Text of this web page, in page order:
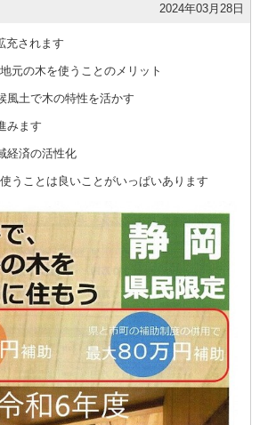
2024年03月28日
充されます
元の木を使うことのメリット
土で木の特性を活かす
みます
済の活性化
うことは良いことがいっぱいあります